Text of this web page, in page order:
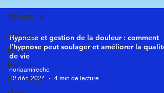
All Posts
Botox
Hypnose
Sophrologie
All Posts
Hypnose et gestion de la douleur : comment
l’hypnose peut soulager et améliorer la qualité
de vie
noriaamireche
10 déc. 2024
4 min de lecture